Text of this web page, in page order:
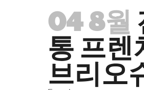
04 8월
통 프렌
브리오